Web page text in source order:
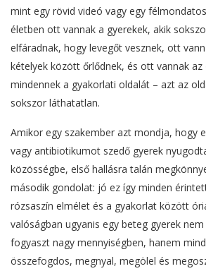
mint egy rövid videó vagy egy
életben ott vannak a gyerekek, akik
elfáradnak, hogy levegőt vesznek, ott
kételyek között őrlődnek, és ott vannak
mindennek a gyakorlati oldalát – azt az
sokszor láthatatlan.
Amikor egy szakember azt mondja, hogy
vagy antibiotikumot szedő gyerek
közösségbe, első hallásra talán
második gondolat: jó ez így minden
rózsaszín elmélet és a gyakorlat között
valóságban ugyanis egy beteg gyerek
fogyaszt nagy mennyiségben, hanem
összefogdos, megnyal, megölel és